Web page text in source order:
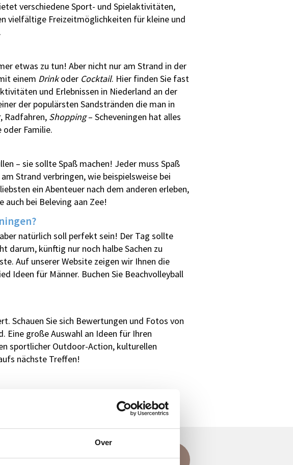
Over
verschiedene Sport- und Spielaktivitäten,
vielfältige Freizeitmöglichkeiten für kleine und
etwas zu tun! Aber nicht nur am Strand in der
einem Drinkoder Cocktail. Hier finden Sie fast
und Erlebnissen in Niederland an der
der populärsten Sandstränden die man in
Radfahren, Shopping– Scheveningen hat alles
Familie.
– sie sollte Spaß machen! Jeder muss Spaß
Strand verbringen, wie beispielsweise bei
ein Abenteuer nach dem anderen erleben,
bei Beleving aan Zee!
natürlich soll perfekt sein! Der Tag sollte
darum, künftig nur noch halbe Sachen zu
Auf unserer Website zeigen wir Ihnen die
Ideen für Männer. Buchen Sie Beachvolleyball
Schauen Sie sich Bewertungen und Fotos von
Eine große Auswahl an Ideen für Ihren
sportlicher Outdoor-Action, kulturellen
nächste Treffen!